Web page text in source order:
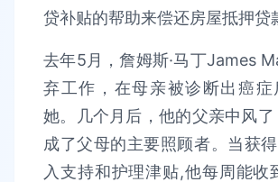
贷补贴的帮助来偿还房屋抵押贷
去年5月，詹姆斯·马丁James
弃工作，在母亲被诊断出癌症
她。几个月后，他的父亲中风
成了父母的主要照顾者。当获
入支持和护理津贴,他每周能收